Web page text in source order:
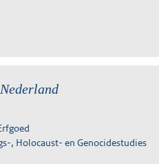
, Holocaust- en Genocidestudies